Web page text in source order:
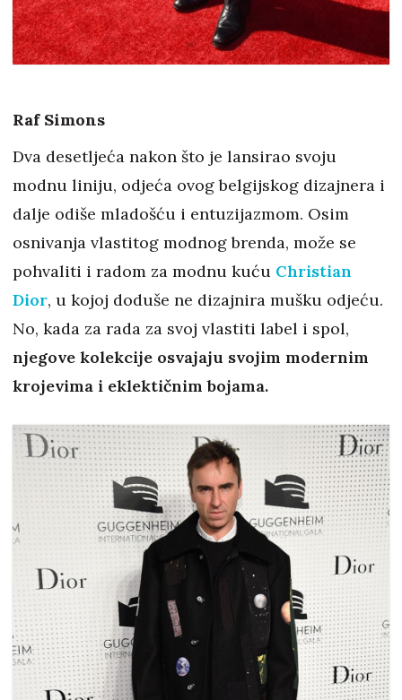
Raf Simons
Dva desetljeća nakon što je lansirao svoju
modnu liniju, odjeća ovog belgijskog dizajnera i
dalje odiše mladošću i entuzijazmom. Osim
osnivanja vlastitog modnog brenda, može se
pohvaliti i radom za modnu kuću Christian
Dior, u kojoj doduše ne dizajnira mušku odjeću.
No, kada za rada za svoj vlastiti label i spol,
njegove kolekcije osvajaju svojim modernim
krojevima i eklektičnim bojama.